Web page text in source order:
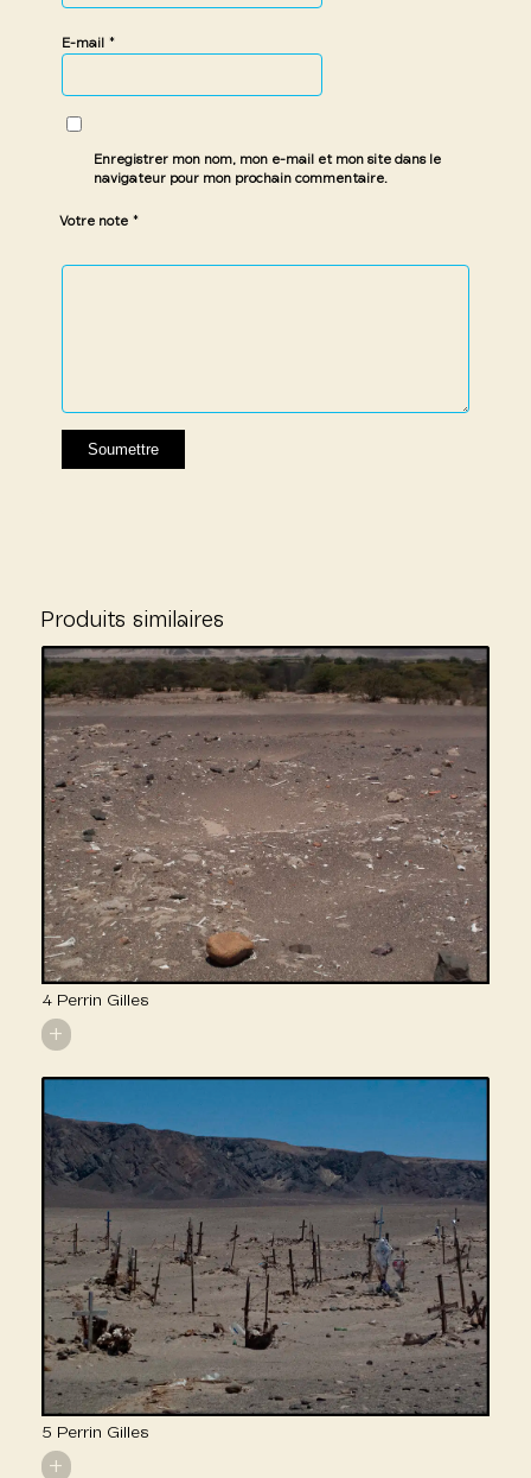
E-mail *
Enregistrer mon nom, mon e-mail et mon site dans le
navigateur pour mon prochain commentaire.
Votre note *
1 étoile
2 étoiles
3 étoiles
4 étoiles
5 étoiles
Produits similaires
4 Perrin Gilles
+
5 Perrin Gilles
+